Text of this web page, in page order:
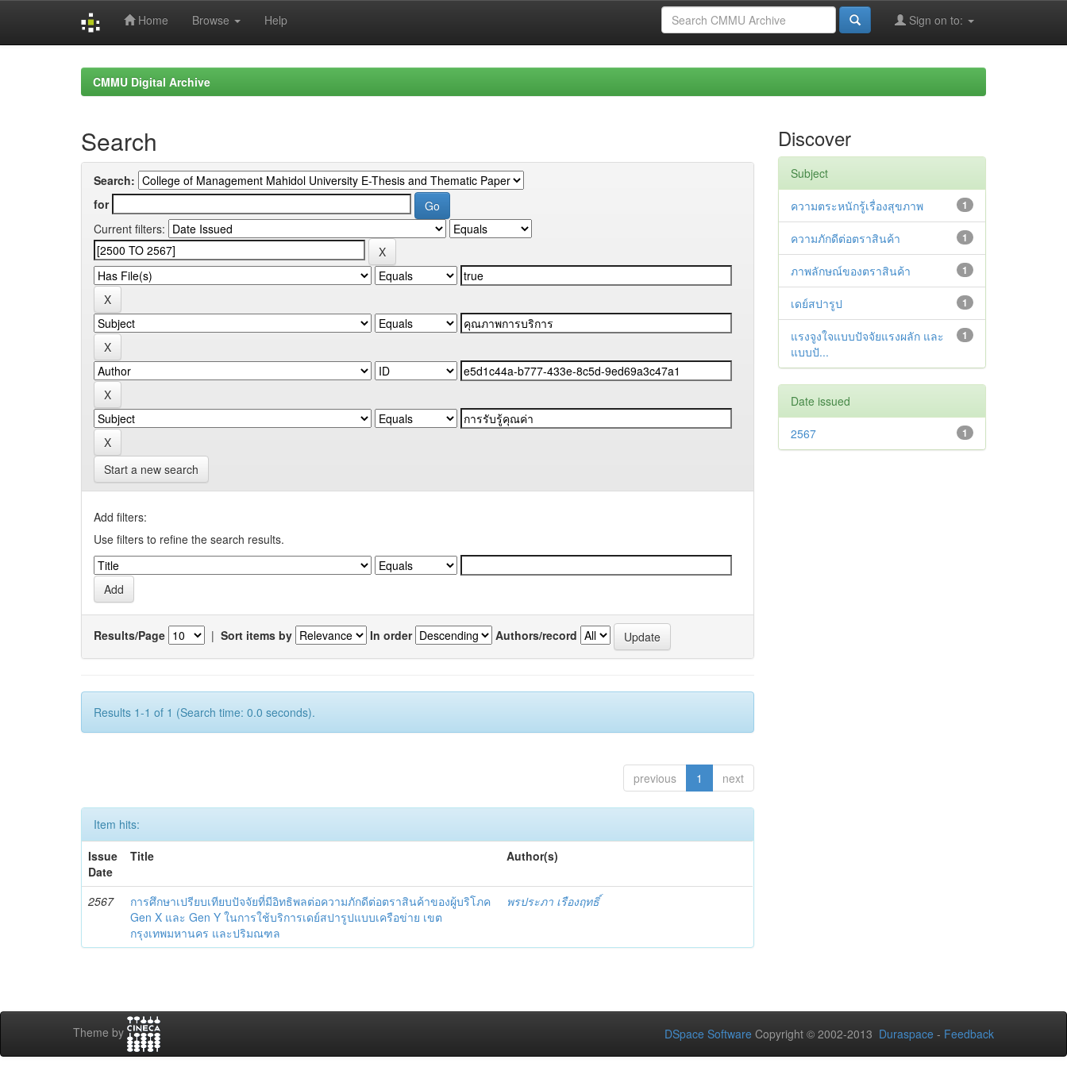
Home Browse Help Sign on to:
CMMU Digital Archive
Search
Search:
for
Current filters:
Start a new search
Add filters:
Use filters to refine the search results.
Results/Page | Sort items by In order Authors/record
Results 1-1 of 1 (Search time: 0.0 seconds).
previous 1 next
Item hits:
Issue
Date
Title Author(s)
2567
การศึกษาเปรียบเทียบปัจจัยที่มีอิทธิพลต่อความภักดีต่อตราสินค้าของผู้บริโภค
Gen X และ Gen Y ในการใช้บริการเดย์สปารูปแบบเครือข่าย เขต
กรุงเทพมหานคร และปริมณฑล
พรประภา เรืองฤทธิ์
Discover
Subject
1
ความตระหนักรู้เรื่องสุขภาพ
1
ความภักดีต่อตราสินค้า
1
ภาพลักษณ์ของตราสินค้า
1
เดย์สปารูป
1
แรงจูงใจแบบปัจจัยแรงผลัก และ
แบบปั...
Date issued
1
2567
Theme by DSpace Software Copyright © 2002-2013 Duraspace - Feedback